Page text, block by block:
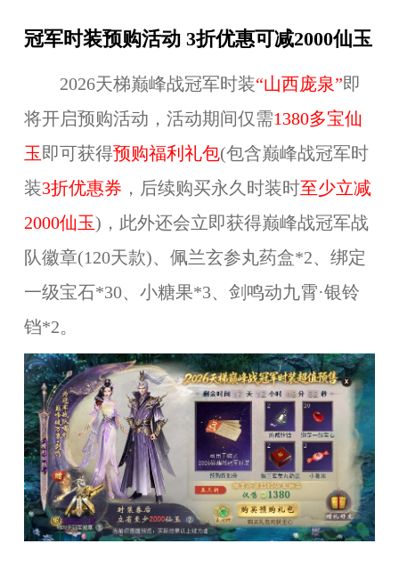
冠军时装预购活动 3折优惠可减2000仙玉
2026天梯巅峰战冠军时装“山西庞泉”即
将开启预购活动，活动期间仅需1380多宝仙
玉即可获得预购福利礼包(包含巅峰战冠军时
装3折优惠券 ，后续购买永久时装时至少立减
2000仙玉)，此外还会立即获得巅峰战冠军战
队徽章(120天款)、佩兰玄参丸药盒*2、绑定
一级宝石*30、小糖果*3、 剑鸣动九霄·银铃
铛*2。